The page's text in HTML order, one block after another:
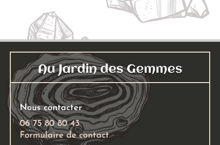
peuvent
être
choisies
sur
la
page
du
produit
Au Jardin des Gemmes
Nous contacter
06 75 80 80 43
Formulaire de contact